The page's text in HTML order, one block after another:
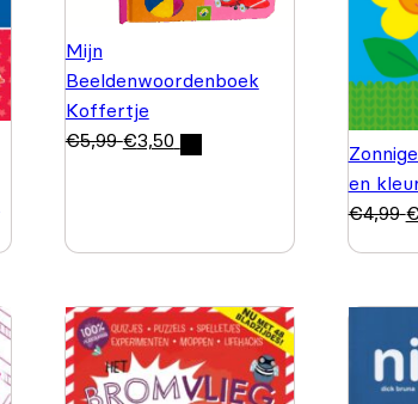
Mijn
Beeldenwoordenboek
Koffertje
€5,99 €3,50
en
€4,99 €